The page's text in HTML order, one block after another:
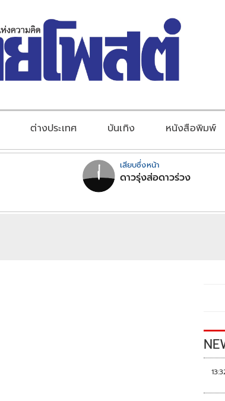
ต่างประเทศ บันเทิง หนังสือพิมพ์
เสียบซึ่งหน้า
ดาวรุ่งส่อดาวร่วง